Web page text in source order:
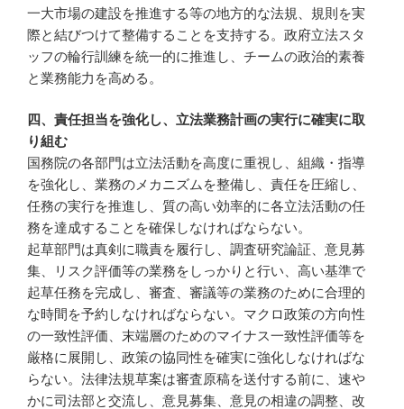
一大市場の建設を推進する等の地方的な法規、規則を実
際と結びつけて整備することを支持する。政府立法スタ
ッフの輪行訓練を統一的に推進し、チームの政治的素養
と業務能力を高める。
四、責任担当を強化し、立法業務計画の実行に確実に取
り組む
国務院の各部門は立法活動を高度に重視し、組織・指導
を強化し、業務のメカニズムを整備し、責任を圧縮し、
任務の実行を推進し、質の高い効率的に各立法活動の任
務を達成することを確保しなければならない。
起草部門は真剣に職責を履行し、調査研究論証、意見募
集、リスク評価等の業務をしっかりと行い、高い基準で
起草任務を完成し、審査、審議等の業務のために合理的
な時間を予約しなければならない。マクロ政策の方向性
の一致性評価、末端層のためのマイナス一致性評価等を
厳格に展開し、政策の協同性を確実に強化しなければな
らない。法律法規草案は審査原稿を送付する前に、速や
かに司法部と交流し、意見募集、意見の相違の調整、改